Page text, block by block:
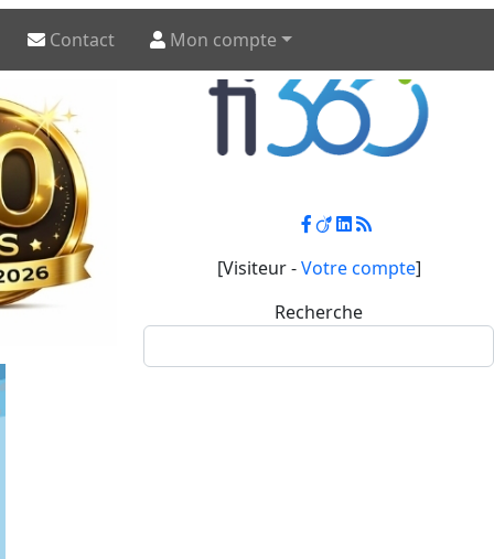
Contact Mon compte
[Visiteur -Votre compte]
Recherche